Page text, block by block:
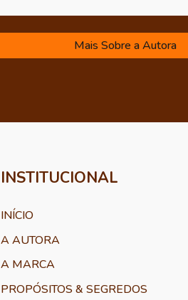
Mais Sobre a Autora
INSTITUCIONAL
INÍCIO
A AUTORA
A MARCA
PROPÓSITOS & SEGREDOS